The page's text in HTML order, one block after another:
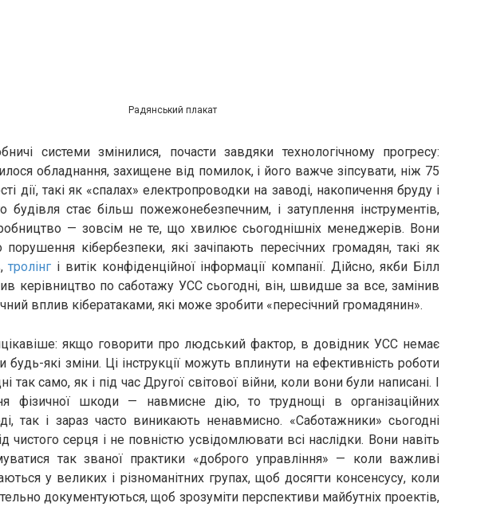
Радянський плакат
системи змінилися, почасти завдяки технологічному прогресу:
обладнання, захищене від помилок, і його важче зіпсувати, ніж 75
дії, такі як «спалах» електропроводки на заводі, накопичення бруду і
будівля стає більш пожежонебезпечним, і затуплення інструментів,
— зовсім не те, що хвилює сьогоднішніх менеджерів. Вони
кібербезпеки, які зачіпають пересічних громадян, такі як
тролінг і витік конфіденційної інформації компанії. Дійсно, якби Білл
керівництво по саботажу УСС сьогодні, він, швидше за все, замінив
вплив кібератаками, які може зробити «пересічний громадянин».
якщо говорити про людський фактор, в довідник УСС немає
будь-які зміни. Ці інструкції можуть вплинути на ефективність роботи
так само, як і під час Другої світової війни, коли вони були написані. І
фізичної шкоди — навмисне дію, то труднощі в організаційних
так і зараз часто виникають ненавмисно. «Саботажники» сьогодні
чистого серця і не повністю усвідомлювати всі наслідки. Вони навіть
так званої практики «доброго управління» — коли важливі
у великих і різноманітних групах, щоб досягти консенсусу, коли
документуються, щоб зрозуміти перспективи майбутніх проектів,